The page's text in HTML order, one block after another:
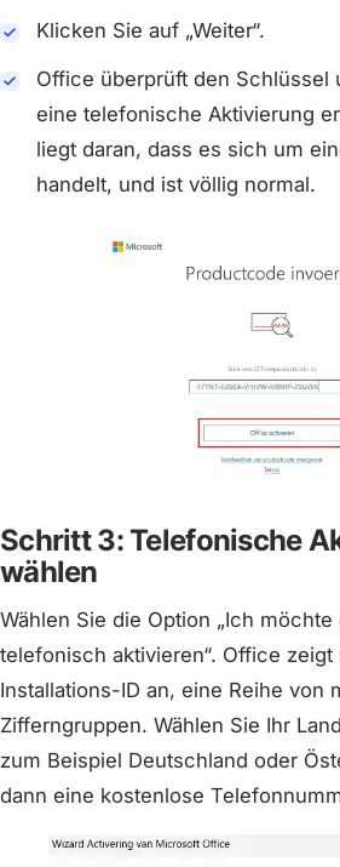
Klicken Sie auf „Weiter“.
Office überprüft den Schlüssel
eine telefonische Aktivierung
liegt daran, dass es sich um
handelt, und ist völlig normal.
Schritt 3: Telefonische
wählen
Wählen Sie die Option „Ich
telefonisch aktivieren“. Office zeigt
Installations-ID an, eine Reihe von
Zifferngruppen. Wählen Sie Ihr
zum Beispiel Deutschland oder
dann eine kostenlose